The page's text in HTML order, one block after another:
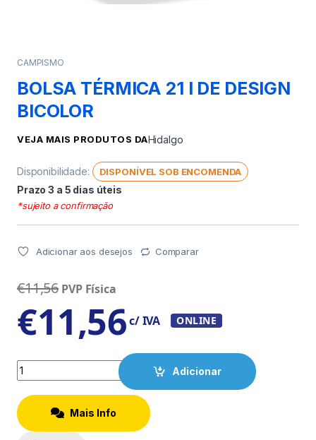
CAMPISMO
BOLSA TÉRMICA 21 l DE DESIGN
BICOLOR
VEJA MAIS PRODUTOS DAHidalgo
Disponibilidade: DISPONÍVEL SOB ENCOMENDA
Prazo 3 a 5 dias úteis
*sujeito a confirmação
Adicionar aos desejos Comparar
€11,56 PVP Física
€11,56c/ IVA ONLINE
Quantity
Adicionar
Mais Info